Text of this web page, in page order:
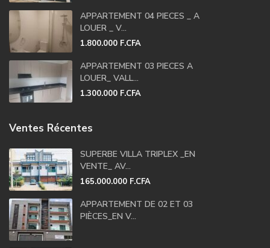
APPARTEMENT 04 PIECES _ A
LOUER _ V...
1.800.000 F.CFA
APPARTEMENT 03 PIECES A
LOUER_ VALL...
1.300.000 F.CFA
Ventes Récentes
SUPERBE VILLA TRIPLEX _EN
VENTE_ AV...
165.000.000 F.CFA
APPARTEMENT DE 02 ET 03
PIÈCES_EN V...